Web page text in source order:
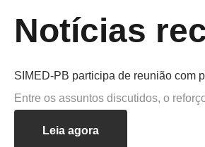
Notícias
SIMED-PB participa de reunião com
Entre os assuntos discutidos, o
Leia agora